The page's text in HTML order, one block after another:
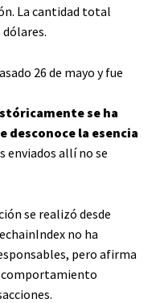
La cantidad total
26 de mayo y fue
se ha
desconoce la esencia
allí no se
se realizó desde
no ha
pero afirma
comportamiento